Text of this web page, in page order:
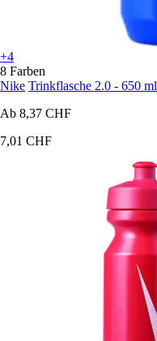
+4
8 Farben
Nike Trinkflasche 2.0 - 650 ml
Ab 8,37 CHF
7,01 CHF